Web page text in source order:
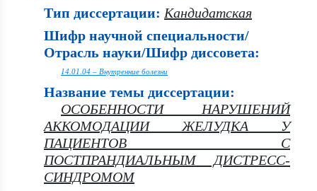
Тип диссертации: Кандидатская
Шифр научной специальности/
Отрасль науки/Шифр диссовета:
14.01.04 – Внутренние болезни
Название темы диссертации:
ОСОБЕННОСТИ НАРУШЕНИЙ
АККОМОДАЦИИ ЖЕЛУДКА У
ПАЦИЕНТОВ С
ПОСТПРАНДИАЛЬНЫМ ДИСТРЕСС-
СИНДРОМОМ